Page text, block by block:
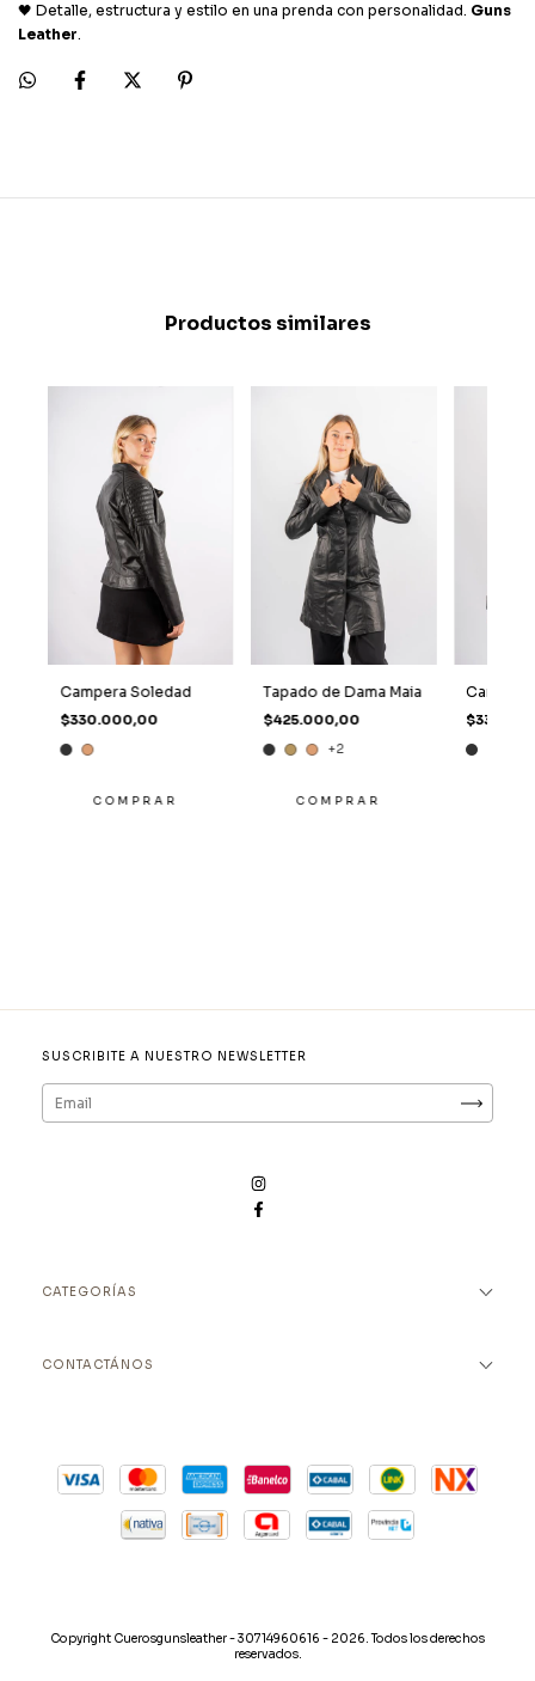
🖤 Detalle, estructura y estilo en una prenda con personalidad. Guns
Leather.
Productos similares
Campera Soledad
$330.000,00
COMPRAR
Tapado de Dama Maia
$425.000,00
+2
COMPRAR
SUSCRIBITE A NUESTRO NEWSLETTER
CATEGORÍAS
CONTACTÁNOS
Copyright Cuerosgunsleather - 30714960616 - 2026. Todos los derechos
reservados.